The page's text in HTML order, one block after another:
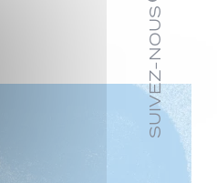
SUIVEZ-NOUS